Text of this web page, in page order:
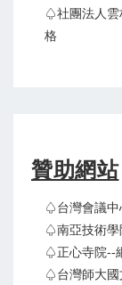
♤社團法人雲
格
贊助網站
♤台灣會議中
♤南亞技術學
♤正心寺院--
♤台灣師大國